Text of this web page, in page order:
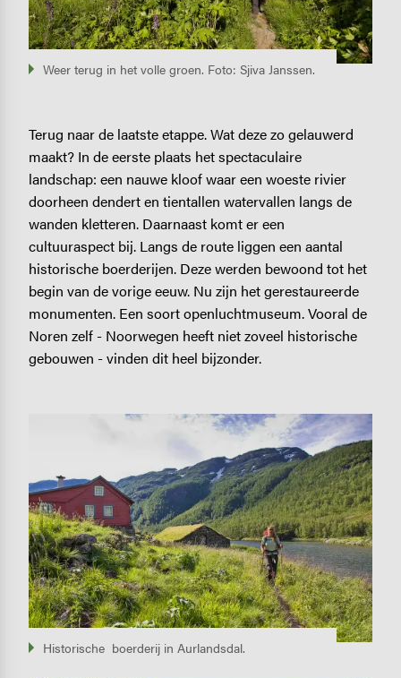
Weer terug in het volle groen. Foto: Sjiva Janssen.
Terug naar de laatste etappe. Wat deze zo gelauwerd
maakt? In de eerste plaats het spectaculaire
landschap: een nauwe kloof waar een woeste rivier
doorheen dendert en tientallen watervallen langs de
wanden kletteren. Daarnaast komt er een
cultuuraspect bij. Langs de route liggen een aantal
historische boerderijen. Deze werden bewoond tot het
begin van de vorige eeuw. Nu zijn het gerestaureerde
monumenten. Een soort openluchtmuseum. Vooral de
Noren zelf - Noorwegen heeft niet zoveel historische
gebouwen - vinden dit heel bijzonder.
Historische boerderij in Aurlandsdal.